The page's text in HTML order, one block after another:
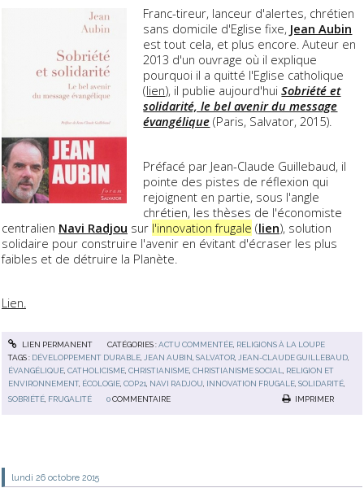
Franc-tireur, lanceur d'alertes, chrétien
sans domicile d'Eglise fixe, Jean Aubin
est tout cela, et plus encore. Auteur en
2013 d'un ouvrage où il explique
pourquoi il a quitté l'Eglise catholique
(lien), il publie aujourd'huiSobriété et
solidarité, le bel avenir du message
évangélique (Paris, Salvator, 2015).
Préfacé par Jean-Claude Guillebaud, il
pointe des pistes de réflexion qui
rejoignent en partie, sous l'angle
chrétien, les thèses de l'économiste
centralien Navi Radjou sur l'innovation frugale (lien), solution
solidaire pour construire l'avenir en évitant d'écraser les plus
faibles et de détruire la Planète.
Lien.
LIEN PERMANENT CATÉGORIES :ACTU COMMENTÉE, RELIGIONS À LA LOUPE
TAGS : DÉVELOPPEMENT DURABLE,JEAN AUBIN,SALVATOR,JEAN-CLAUDE GUILLEBAUD,
ÉVANGÉLIQUE,CATHOLICISME,CHRISTIANISME,CHRISTIANISME SOCIAL, RELIGION ET
ENVIRONNEMENT, ÉCOLOGIE,COP21, NAVI RADJOU, INNOVATION FRUGALE,SOLIDARITÉ,
SOBRIÉTÉ FRUGALITÉ 0 COMMENTAIRE IMPRIMER
lundi 26 octobre 2015